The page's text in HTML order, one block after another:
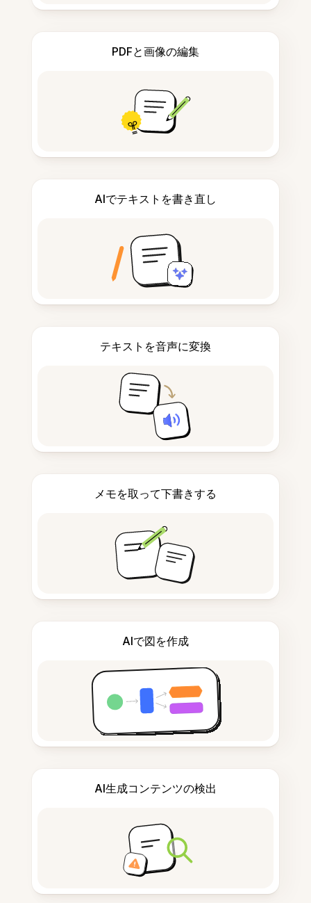
PDFと画像の編集
AIでテキストを書き直し
テキストを音声に変換
メモを取って下書きする
AIで図を作成
AI生成コンテンツの検出